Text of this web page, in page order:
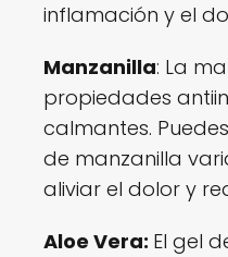
inflamación y el
Manzanilla: La
propiedades
calmantes.
de manzanilla
aliviar el dolor y
Aloe Vera: El gel